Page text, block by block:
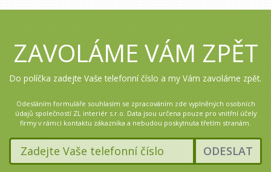
ZAVOLÁME VÁM ZPĚT
Do políčka zadejte Vaše telefonní číslo a my Vám zavoláme zpět.
Odesláním formuláře souhlasím se zpracováním zde vyplněných osobních
údajů společností ZL interiér s.r.o. Data jsou určena pouze pro vnitřní účely
firmy v rámci kontaktu zákazníka a nebudou poskytnuta třetím stranám.
ODESLAT